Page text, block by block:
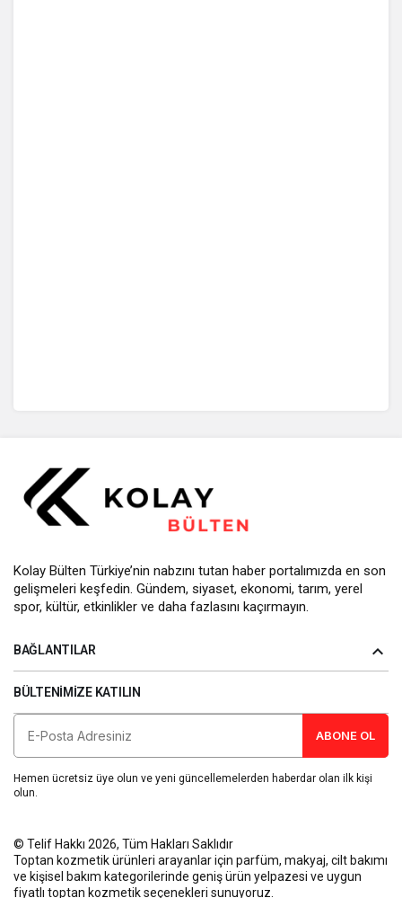
Kolay Bülten Türkiye’nin nabzını tutan haber portalımızda en son
gelişmeleri keşfedin. Gündem, siyaset, ekonomi, tarım, yerel
spor, kültür, etkinlikler ve daha fazlasını kaçırmayın.
BAĞLANTILAR
BÜLTENIMIZE KATILIN
ABONE OL
Hemen ücretsiz üye olun ve yeni güncellemelerden haberdar olan ilk kişi
olun.
© Telif Hakkı 2026, Tüm Hakları Saklıdır
Toptan kozmetik ürünleri arayanlar için parfüm, makyaj, cilt bakımı
ve kişisel bakım kategorilerinde geniş ürün yelpazesi ve uygun
fiyatlı toptan kozmetik seçenekleri sunuyoruz.